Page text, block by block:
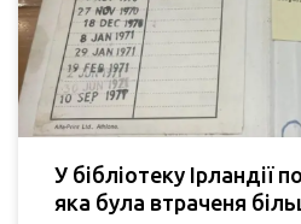
У бібліотеку Ірландії
яка була втраченя